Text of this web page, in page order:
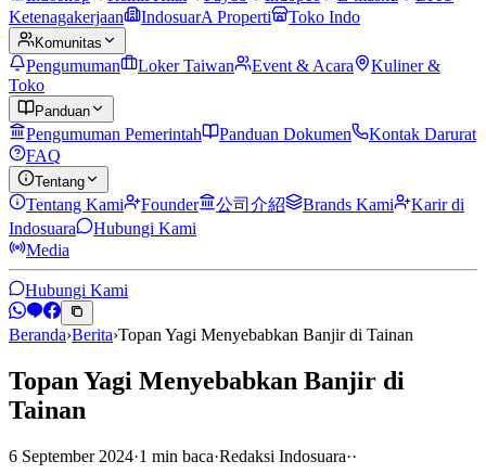
Ketenagakerjaan
IndosuarA Properti Toko Indo
Komunitas
Pengumuman Loker Taiwan Event & Acara
Kuliner &
Toko
Panduan
Pengumuman Pemerintah Panduan Dokumen
Kontak Darurat
FAQ
Tentang
Tentang Kami Founder 公司介紹 Brands Kami
Karir di
Indosuara
Hubungi Kami
Media
Hubungi Kami
Beranda›Berita›Topan Yagi Menyebabkan Banjir di Tainan
Topan Yagi Menyebabkan Banjir di
Tainan
6 September 2024·1 min baca·Redaksi Indosuara··